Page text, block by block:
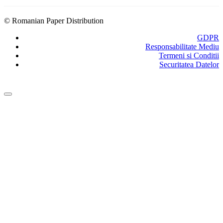
© Romanian Paper Distribution
GDPR
Responsabilitate Mediu
Termeni si Conditii
Securitatea Datelor